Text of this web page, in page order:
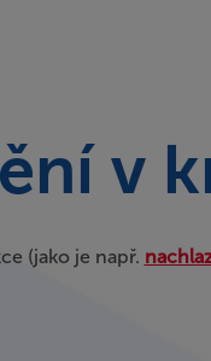
v
(jako je např.